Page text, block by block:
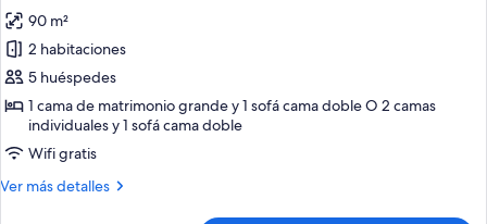
(3
adults
+
child)
fotos
de
Suite,
2
habitaciones,
vistas
al
90 m²
2 habitaciones
5 huéspedes
1 cama de matrimonio grande y 1 sofá cama doble O 2 camas
individuales y 1 sofá cama doble
Wifi gratis
Ver más detalles
Más